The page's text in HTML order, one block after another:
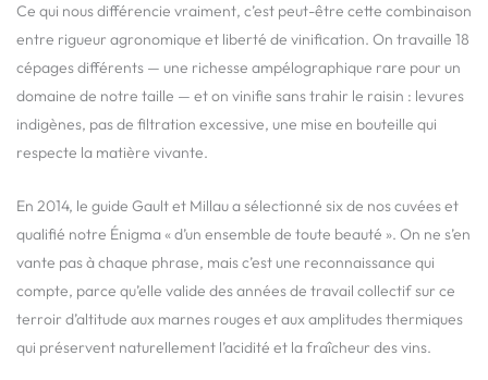
Ce qui nous différencie vraiment, c’est peut-être cette combinaison
entre rigueur agronomique et liberté de vinification. On travaille 18
cépages différents — une richesse ampélographique rare pour un
domaine de notre taille — et on vinifie sans trahir le raisin : levures
indigènes, pas de filtration excessive, une mise en bouteille qui
respecte la matière vivante.
En 2014, le guide Gault et Millau a sélectionné six de nos cuvées et
qualifié notre Énigma « d’un ensemble de toute beauté ». On ne s’en
vante pas à chaque phrase, mais c’est une reconnaissance qui
compte, parce qu’elle valide des années de travail collectif sur ce
terroir d’altitude aux marnes rouges et aux amplitudes thermiques
qui préservent naturellement l’acidité et la fraîcheur des vins.